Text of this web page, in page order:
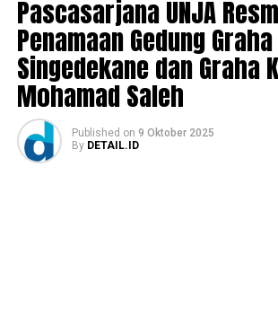
Pascasarjana UNJA
Penamaan Gedung Graha
Singedekane dan Graha
Mohamad Saleh
Published on 9 Oktober 2025
By DETAIL.ID